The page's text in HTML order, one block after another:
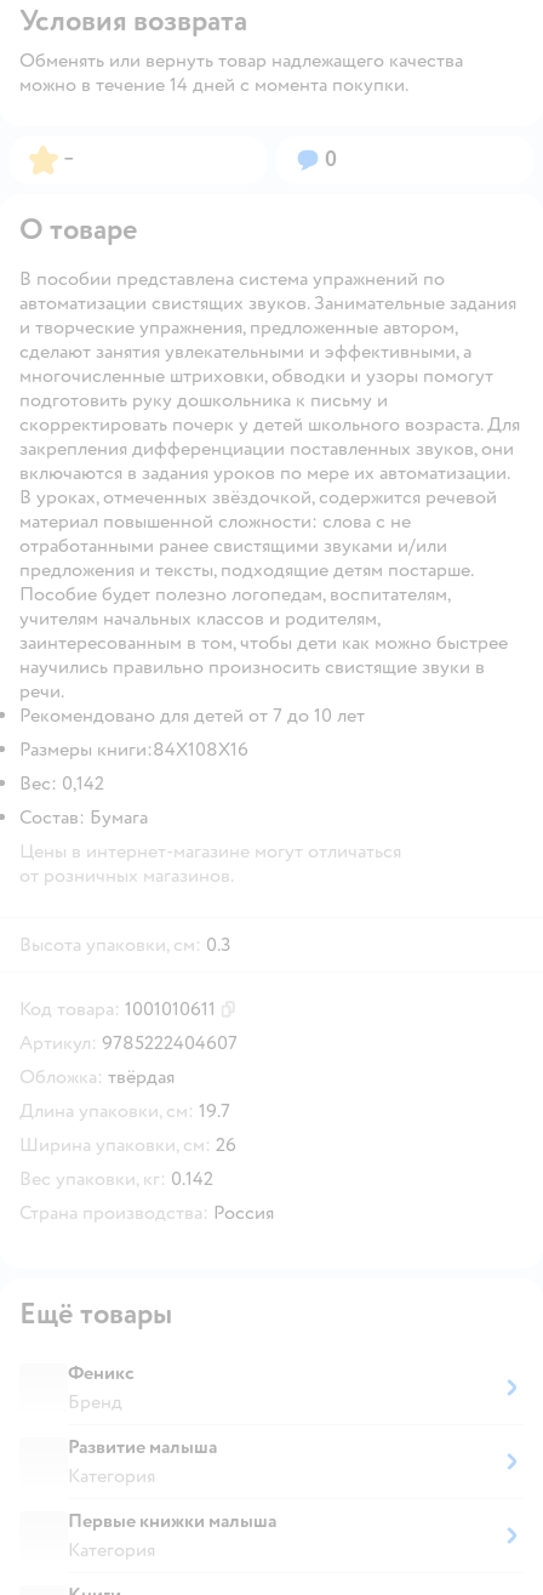
Условия возврата
Обменять или вернуть товар надлежащего качества
можно в течение 14 дней с момента покупки.
Рейтинг:
– Вопросов:
0
О товаре
В пособии представлена система упражнений по
автоматизации свистящих звуков. Занимательные задания
и творческие упражнения, предложенные автором,
сделают занятия увлекательными и эффективными, а
многочисленные штриховки, обводки и узоры помогут
подготовить руку дошкольника к письму и
скорректировать почерк у детей школьного возраста. Для
закрепления дифференциации поставленных звуков, они
включаются в задания уроков по мере их автоматизации.
В уроках, отмеченных звёздочкой, содержится речевой
материал повышенной сложности: слова с не
отработанными ранее свистящими звуками и/или
предложения и тексты, подходящие детям постарше.
Пособие будет полезно логопедам, воспитателям,
учителям начальных классов и родителям,
заинтересованным в том, чтобы дети как можно быстрее
научились правильно произносить свистящие звуки в
речи.
Рекомендовано для детей от 7 до 10 лет
Размеры книги:84X108Х16
Вес: 0,142
Состав: Бумага
Цены в интернет-магазине могут отличаться
от розничных магазинов.
Высота упаковки, см: 0.3
Код товара: 1001010611
Артикул: 9785222404607
Обложка: твёрдая
Длина упаковки, см: 19.7
Ширина упаковки, см: 26
Вес упаковки, кг: 0.142
Страна производства: Россия
Ещё товары
Феникс
Бренд
Развитие малыша
Категория
Первые книжки малыша
Категория